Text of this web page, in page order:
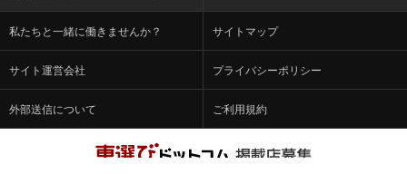
私たちと一緒に働きませんか？ サイトマップ
サイト運営会社 プライバシーポリシー
外部送信について ご利用規約